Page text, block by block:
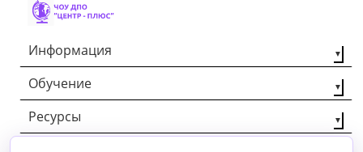
Информация
О компании
Наши партнёры
Обучение
Профессиональная
переподготовка
Ресурсы